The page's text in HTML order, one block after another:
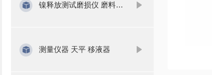
镍释放测试磨损仪 磨料 磨浆
测量仪器 天平 移液器